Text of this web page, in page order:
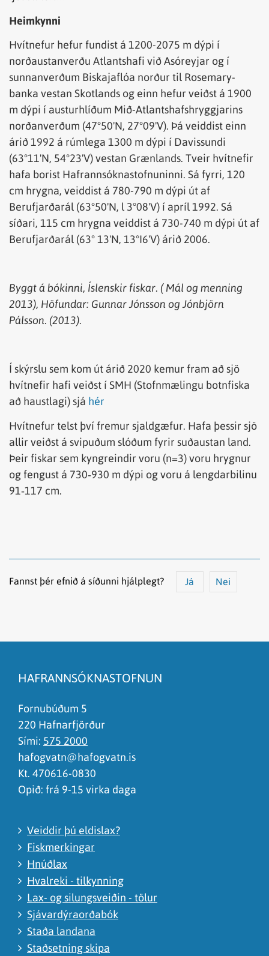
Heimkynni
Hvítnefur hefur fundist á 1200-2075 m dýpi í
norðaustanverðu Atlantshafi við Asóreyjar og í
sunnanverðum Biskajaflóa norður til Rosemary-
banka vestan Skotlands og einn hefur veiðst á 1900
m dýpi í austurhlíðum Mið-Atlantshafshryggjarins
norðanverðum (47°50'N, 27°09'V). Þá veiddist einn
árið 1992 á rúmlega 1300 m dýpi í Davissundi
(63°11'N, 54°23'V) vestan Grænlands. Tveir hvítnefir
hafa borist Hafrannsóknastofnuninni. Sá fyrri, 120
cm hrygna, veiddist á 780-790 m dýpi út af
Berufjarðarál (63°50'N, l 3°08'V) í apríl 1992. Sá
síðari, 115 cm hrygna veiddist á 730-740 m dýpi út af
Berufjarðarál (63° 13'N, 13°I6'V) árið 2006.
Byggt ábókinni, Íslenskir fiskar. (Mál og menning
2013), Höfundar: Gunnar Jónsson ogJónbjörn
Pálsson. (2013).
Í skýrslu sem kom út árið 2020 kemur fram að sjö
hvítnefir hafi veiðst í SMH (Stofnmælingu botnfiska
að haustlagi) sjá hér
Hvítnefur telst því fremur sjaldgæfur. Hafa þessir sjö
allir veiðst á svipuðum slóðum fyrir suðaustan land.
Þeir fiskar sem kyngreindir voru (n=3) voru hrygnur
og fengust á 730‐930 m dýpi og voru á lengdarbilinu
91‐117 cm.
Fannst þér efnið á síðunni hjálplegt? Já Nei
Það er of mikið efni á síðunni
Ég skil ekki efnið, finnst það of flókið
HAFRANNSÓKNASTOFNUN
Fornubúðum 5
220 Hafnarfjörður
Sími: 575 2000
hafogvatn@hafogvatn.is
Kt. 470616-0830
Opið: frá 9-15 virka daga
Veiddir þú eldislax?
Fiskmerkingar
Hnúðlax
Hvalreki - tilkynning
Lax- og silungsveiðin - tölur
Sjávardýraorðabók
Staða landana
Staðsetning skipa